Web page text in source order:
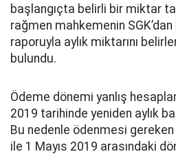
başlangıçta belirli bir miktar
rağmen mahkemenin
raporuyla aylık miktarını
bulundu.
Ödeme dönemi yanlış
2019 tarihinde yeniden aylık
Bu nedenle ödenmesi gereken
ile 1 Mayıs 2019 arasındaki